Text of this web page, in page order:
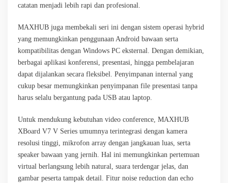
catatan menjadi lebih rapi dan profesional.
MAXHUB juga membekali seri ini dengan sistem operasi hybrid
yang memungkinkan penggunaan Android bawaan serta
kompatibilitas dengan Windows PC eksternal. Dengan demikian,
berbagai aplikasi konferensi, presentasi, hingga pembelajaran
dapat dijalankan secara fleksibel. Penyimpanan internal yang
cukup besar memungkinkan penyimpanan file presentasi tanpa
harus selalu bergantung pada USB atau laptop.
Untuk mendukung kebutuhan video conference, MAXHUB
XBoard V7 V Series umumnya terintegrasi dengan kamera
resolusi tinggi, mikrofon array dengan jangkauan luas, serta
speaker bawaan yang jernih. Hal ini memungkinkan pertemuan
virtual berlangsung lebih natural, suara terdengar jelas, dan
gambar peserta tampak detail. Fitur noise reduction dan echo